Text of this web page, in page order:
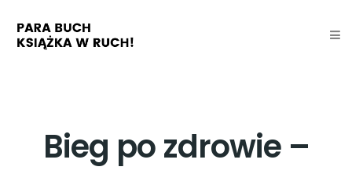
Bieg po zdrowie –